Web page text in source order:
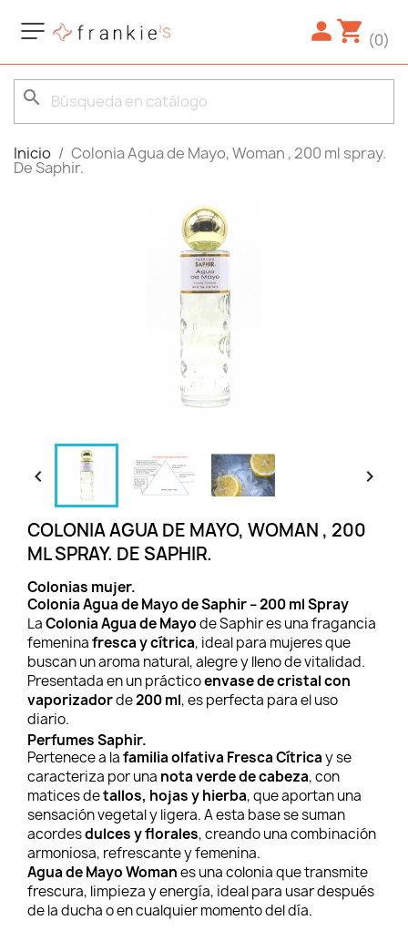
(0)
search
Inicio Colonia Agua de Mayo, Woman , 200 ml spray.
De Saphir.
 
COLONIA AGUA DE MAYO, WOMAN , 200
ML SPRAY. DE SAPHIR.
Colonias mujer.
Colonia Agua de Mayo de Saphir – 200 ml Spray
LaColonia Agua de Mayode Saphir es una fragancia
femeninafresca y cítrica, ideal para mujeres que
buscan un aroma natural, alegre y lleno de vitalidad.
Presentada en un prácticoenvase de cristal con
vaporizadorde200 ml, es perfecta para el uso
diario.
Perfumes Saphir.
Pertenece a lafamilia olfativa Fresca Cítricay se
caracteriza por una nota verde de cabeza, con
matices detallos, hojas y hierba, que aportan una
sensación vegetal y ligera. A esta base se suman
acordesdulces y florales, creando una combinación
armoniosa, refrescante y femenina.
Agua de Mayo Womanes una colonia que transmite
frescura, limpieza y energía, ideal para usar después
de la ducha o en cualquier momento del día.